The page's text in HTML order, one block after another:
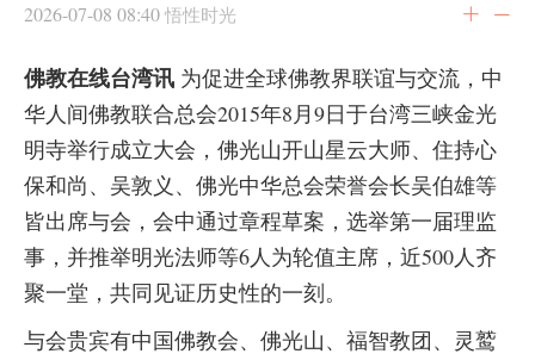
2026-07-08 08:40 悟性时光
佛教在线台湾讯 为促进全球佛教界联谊与交流，中
华人间佛教联合总会2015年8月9日于台湾三峡金光
明寺举行成立大会，佛光山开山星云大师、住持心
保和尚、吴敦义、佛光中华总会荣誉会长吴伯雄等
皆出席与会，会中通过章程草案，选举第一届理监
事，并推举明光法师等6人为轮值主席，近500人齐
聚一堂，共同见证历史性的一刻。
与会贵宾有中国佛教会、佛光山、福智教团、灵鹫